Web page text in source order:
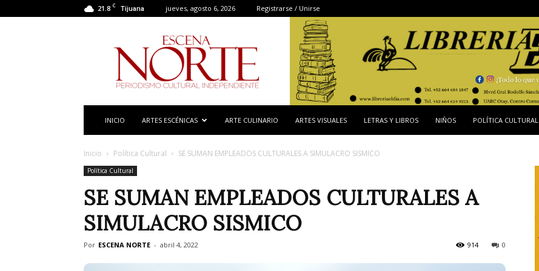
21.8 C Tijuana jueves, agosto 6, 2026 Registrarse / Unirse
Norte
INICIO ARTES ESCÉNICAS ARTE CULINARIO ARTES VISUALES LETRAS Y LIBROS NIÑOS POLÍTICA CULTURAL
Inicio Política Cultural SE SUMAN EMPLEADOS CULTURALES A SIMULACRO SISMICO
Política Cultural
SE SUMAN EMPLEADOS CULTURALES A
SIMULACRO SISMICO
Por ESCENA NORTE - abril 4, 2022 0
914